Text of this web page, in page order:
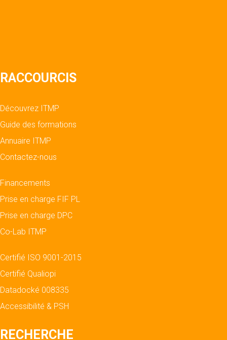
RACCOURCIS
Découvrez ITMP
Guide des formations
Annuaire ITMP
Contactez-nous
Financements
Prise en charge FIF PL
Prise en charge DPC
Co-Lab ITMP
Certifié ISO 9001-2015
Certifié Qualiopi
Datadocké 008335
Accessibilité & PSH
RECHERCHE